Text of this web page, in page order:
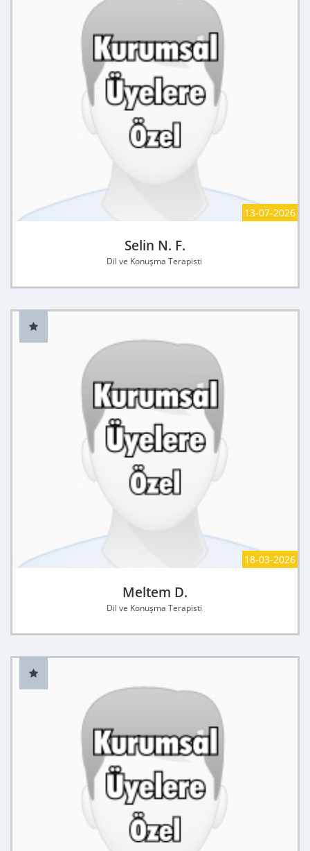
13-07-2026
Selin N. F.
Dil ve Konuşma Terapisti
18-03-2026
Meltem D.
Dil ve Konuşma Terapisti